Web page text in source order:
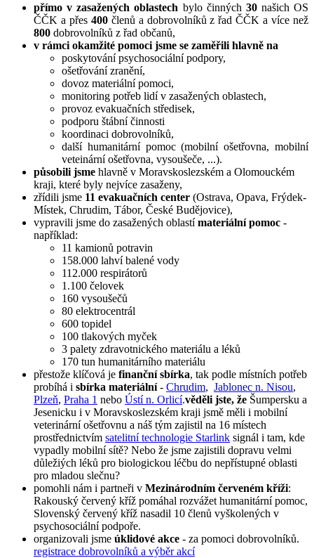
přímo v zasažených oblastech bylo činných 30 našich OS
ČČK a přes 400členů a dobrovolníků z řad ČČK a více než
800 dobrovolníků z řad občanů,
v rámci okamžité pomoci jsme se zaměřili hlavně na
poskytování psychosociální podpory,
ošetřování zranění,
dovoz materiální pomoci,
monitoring potřeb lidí v zasažených oblastech,
provoz evakuačních středisek,
podporu štábní činnosti
koordinaci dobrovolníků,
další humanitární pomoc (mobilní ošetřovna, mobilní
veteinární ošetřovna, vysoušeče, ...).
působili jsme hlavně v Moravskoslezském a Olomouckém
kraji, které byly nejvíce zasaženy,
zřídili jsme 11 evakuačních center (Ostrava, Opava, Frýdek-
Místek, Chrudim, Tábor, České Budějovice),
vypravili jsme do zasažených oblastímateriální pomoc -
například:
11 kamionů potravin
158.000 lahví balené vody
112.000 respirátorů
1.100 čelovek
160 vysoušečů
80 elektrocentrál
600 topidel
100 tlakových myček
3 palety zdravotnického materiálu a léků
170 tun humanitárního materiálu
přestože klíčová je finanční sbírka, tak podle místních potřeb
probíhá i sbírka materiální- Chrudim, Jablonec n. Nisou,
Plzeň, Praha 1 nebo Ústí n. Orlicí.věděli jste, že Šumpersku a
Jesenicku i v Moravskoslezském kraji jsmě měli i mobilní
veterinární ošetřovnu a náš tým zajistil na 16 místech
prostřednictvím satelitní technologie Starlink signál i tam, kde
vypadly mobilní sítě? Nebo že jsme zajistili dopravu velmi
důležiých léků pro biologickou léčbu do nepřístupné oblasti
pro mladou slečnu?
pomohli nám i partneři v Mezinárodním červeném kříži:
Rakouský červený kříž pomáhal rozvážet humanitární pomoc,
Slovenský červený kříž nasadil 10 členů vyškolených v
psychosociální podpoře.
organizovali jsme úklidové akce - za pomoci dobrovolníků.
registrace dobrovolníků a výběr akcí